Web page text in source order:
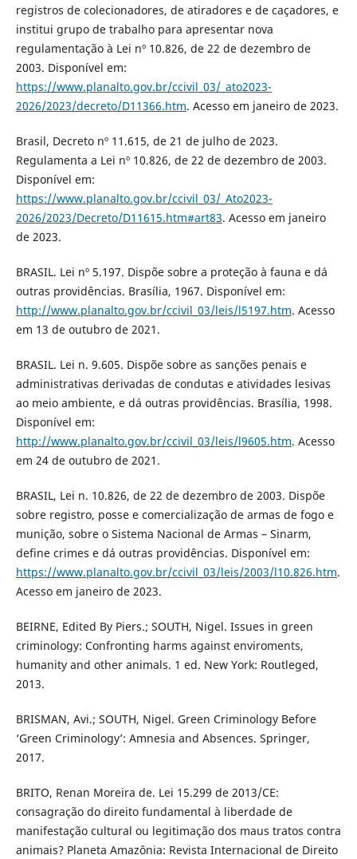
registros de colecionadores, de atiradores e de caçadores, e
institui grupo de trabalho para apresentar nova
regulamentação à Lei nº 10.826, de 22 de dezembro de
2003. Disponível em:
https://www.planalto.gov.br/ccivil_03/_ato2023-
2026/2023/decreto/D11366.htm. Acesso em janeiro de 2023.
Brasil, Decreto nº 11.615, de 21 de julho de 2023.
Regulamenta a Lei nº 10.826, de 22 de dezembro de 2003.
Disponível em:
https://www.planalto.gov.br/ccivil_03/_Ato2023-
2026/2023/Decreto/D11615.htm#art83. Acesso em janeiro
de 2023.
BRASIL. Lei nº 5.197. Dispõe sobre a proteção à fauna e dá
outras providências. Brasília, 1967. Disponível em:
http://www.planalto.gov.br/ccivil_03/leis/l5197.htm. Acesso
em 13 de outubro de 2021.
BRASIL. Lei n. 9.605. Dispõe sobre as sanções penais e
administrativas derivadas de condutas e atividades lesivas
ao meio ambiente, e dá outras providências. Brasília, 1998.
Disponível em:
http://www.planalto.gov.br/ccivil_03/leis/l9605.htm. Acesso
em 24 de outubro de 2021.
BRASIL, Lei n. 10.826, de 22 de dezembro de 2003. Dispõe
sobre registro, posse e comercialização de armas de fogo e
munição, sobre o Sistema Nacional de Armas – Sinarm,
define crimes e dá outras providências. Disponível em:
https://www.planalto.gov.br/ccivil_03/leis/2003/l10.826.htm.
Acesso em janeiro de 2023.
BEIRNE, Edited By Piers.; SOUTH, Nigel. Issues in green
criminology: Confronting harms against enviroments,
humanity and other animals. 1 ed. New York: Routleged,
2013.
BRISMAN, Avi.; SOUTH, Nigel. Green Criminology Before
‘Green Criminology’: Amnesia and Absences. Springer,
2017.
BRITO, Renan Moreira de. Lei 15.299 de 2013/CE:
consagração do direito fundamental à liberdade de
manifestação cultural ou legitimação dos maus tratos contra
animais? Planeta Amazônia: Revista Internacional de Direito